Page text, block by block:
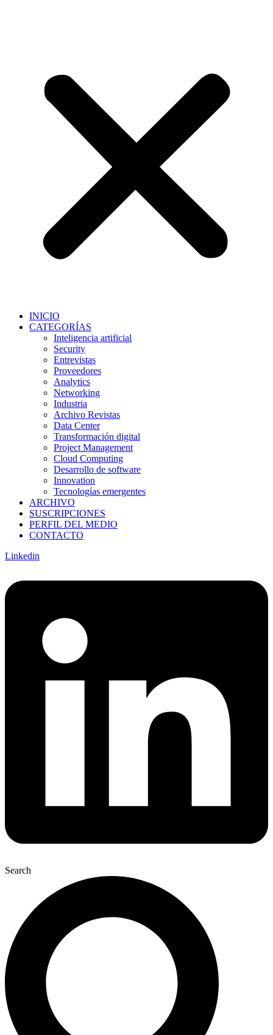
INICIO
CATEGORÍAS
Inteligencia artificial
Security
Entrevistas
Proveedores
Analytics
Networking
Industria
Archivo Revistas
Data Center
Transformación digital
Project Management
Cloud Computing
Desarrollo de software
Innovation
Tecnologías emergentes
ARCHIVO
SUSCRIPCIONES
PERFIL DEL MEDIO
CONTACTO
Linkedin
Search